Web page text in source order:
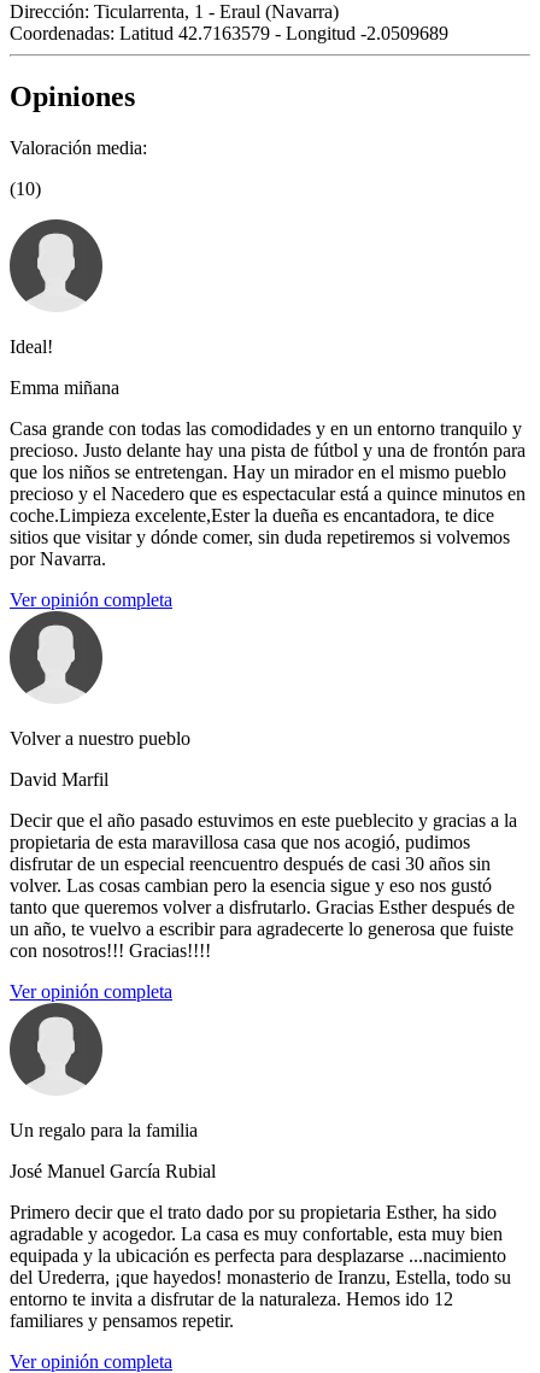
Dirección: Ticularrenta, 1 - Eraul (Navarra)
Coordenadas: Latitud 42.7163579 - Longitud -2.0509689
Opiniones
Valoración media:
(10)
Ideal!
Emma miñana
Casa grande con todas las comodidades y en un entorno tranquilo y
precioso. Justo delante hay una pista de fútbol y una de frontón para
que los niños se entretengan. Hay un mirador en el mismo pueblo
precioso y el Nacedero que es espectacular está a quince minutos en
coche.Limpieza excelente,Ester la dueña es encantadora, te dice
sitios que visitar y dónde comer, sin duda repetiremos si volvemos
por Navarra.
Ver opinión completa
Volver a nuestro pueblo
David Marfil
Decir que el año pasado estuvimos en este pueblecito y gracias a la
propietaria de esta maravillosa casa que nos acogió, pudimos
disfrutar de un especial reencuentro después de casi 30 años sin
volver. Las cosas cambian pero la esencia sigue y eso nos gustó
tanto que queremos volver a disfrutarlo. Gracias Esther después de
un año, te vuelvo a escribir para agradecerte lo generosa que fuiste
con nosotros!!! Gracias!!!!
Ver opinión completa
Un regalo para la familia
José Manuel García Rubial
Primero decir que el trato dado por su propietaria Esther, ha sido
agradable y acogedor. La casa es muy confortable, esta muy bien
equipada y la ubicación es perfecta para desplazarse ...nacimiento
del Urederra, ¡que hayedos! monasterio de Iranzu, Estella, todo su
entorno te invita a disfrutar de la naturaleza. Hemos ido 12
familiares y pensamos repetir.
Ver opinión completa